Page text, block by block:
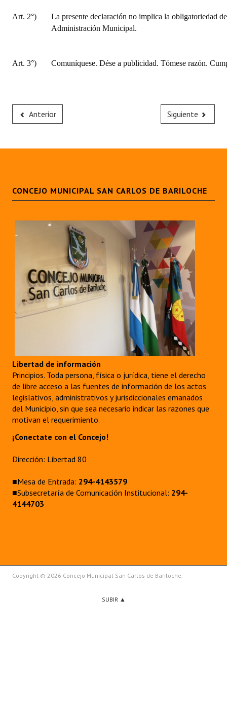
Art. 2°)
La presente declaración no implica la obligatoriedad
Administración Municipal.
Art. 3°) Comuníquese. Dése a publicidad. Tómese razón.
Anterior Siguiente
CONCEJO MUNICIPAL SAN CARLOS DE BARILOCHE
Libertad de información
Principios. Toda persona, física o jurídica, tiene el derecho
de libre acceso a las fuentes de información de los actos
legislativos, administrativos y jurisdiccionales emanados
del Municipio, sin que sea necesario indicar las razones que
motivan el requerimiento.
¡Conectate con el Concejo!
Dirección: Libertad 80
■Mesa de Entrada: 294-4143579
■Subsecretaría de Comunicación Institucional: 294-
4144703
Copyright © 2026 Concejo Municipal San Carlos de Bariloche.
SUBIR ▲